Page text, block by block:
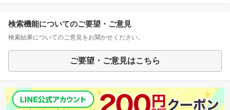
検索機能についてのご要望・ご意見
検索結果についてのご意見をお聞かせください。
ご要望・ご意見はこちら